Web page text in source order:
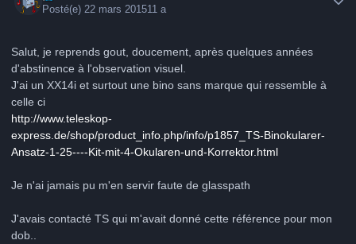
Posté(e) 22 mars 201511 a
Salut, je reprends gout, doucement, après quelques années
d'abstinence à l'observation visuel.
J'ai un XX14i et surtout une bino sans marque qui ressemble à
celle ci
http://www.teleskop-
express.de/shop/product_info.php/info/p1857_TS-Binokularer-
Ansatz-1-25----Kit-mit-4-Okularen-und-Korrektor.html
Je n'ai jamais pu m'en servir faute de glasspath
J'avais contacté TS qui m'avait donné cette référence pour mon
dob..